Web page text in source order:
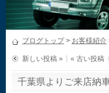
ブログトップ> お客様紹介
新しい投稿 » « 古い投稿
千葉県よりご来店納